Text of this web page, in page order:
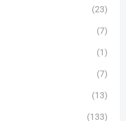
(23)
(7)
(1)
(7)
(13)
(133)